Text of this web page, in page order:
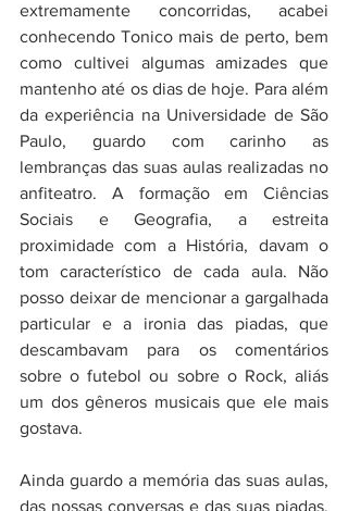
extremamente concorridas, acabei
conhecendo Tonico mais de perto, bem
como cultivei algumas amizades que
mantenho até os dias de hoje. Para além
da experiência na Universidade de São
Paulo, guardo com carinho as
lembranças das suas aulas realizadas no
anfiteatro. A formação em Ciências
Sociais e Geografia, a estreita
proximidade com a História, davam o
tom característico de cada aula. Não
posso deixar de mencionar a gargalhada
particular e a ironia das piadas, que
descambavam para os comentários
sobre o futebol ou sobre o Rock, aliás
um dos gêneros musicais que ele mais
gostava.
Ainda guardo a memória das suas aulas,
das nossas conversas e das suas piadas,